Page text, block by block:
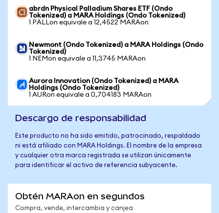
abrdn Physical Palladium Shares ETF (Ondo
Tokenized) a MARA Holdings (Ondo Tokenized)
1 PALLon equivale a 12,4522 MARAon
Newmont (Ondo Tokenized) a MARA Holdings (Ondo
Tokenized)
1 NEMon equivale a 11,3745 MARAon
Aurora Innovation (Ondo Tokenized) a MARA
Holdings (Ondo Tokenized)
1 AURon equivale a 0,704183 MARAon
Descargo de responsabilidad
Este producto no ha sido emitido, patrocinado, respaldado
ni está afiliado con MARA Holdings. El nombre de la empresa
y cualquier otra marca registrada se utilizan únicamente
para identificar el activo de referencia subyacente.
Obtén MARAon en segundos
Compra, vende, intercambia y canjea